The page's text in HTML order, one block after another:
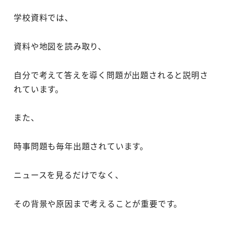
学校資料では、
資料や地図を読み取り、
自分で考えて答えを導く問題が出題されると説明さ
れています。
また、
時事問題も毎年出題されています。
ニュースを見るだけでなく、
その背景や原因まで考えることが重要です。